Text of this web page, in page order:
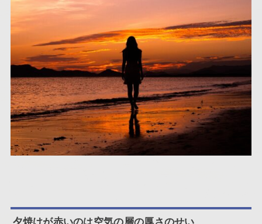
夕焼けが赤いのは空気の層の厚さのせい